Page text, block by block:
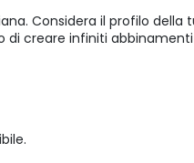
Considera il profilo della
creare infiniti